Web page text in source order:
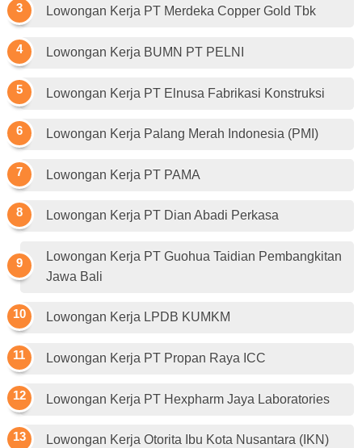
Lowongan Kerja PT Merdeka Copper Gold Tbk
Lowongan Kerja BUMN PT PELNI
Lowongan Kerja PT Elnusa Fabrikasi Konstruksi
Lowongan Kerja Palang Merah Indonesia (PMI)
Lowongan Kerja PT PAMA
Lowongan Kerja PT Dian Abadi Perkasa
Lowongan Kerja PT Guohua Taidian Pembangkitan
Jawa Bali
Lowongan Kerja LPDB KUMKM
Lowongan Kerja PT Propan Raya ICC
Lowongan Kerja PT Hexpharm Jaya Laboratories
Lowongan Kerja Otorita Ibu Kota Nusantara (IKN)